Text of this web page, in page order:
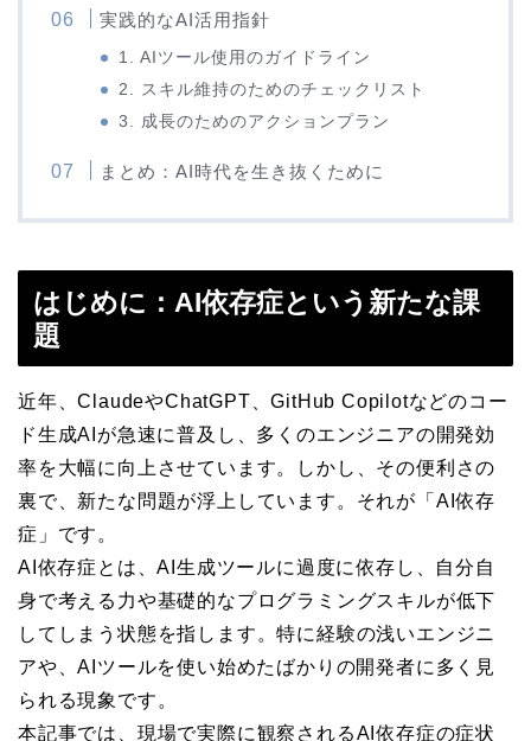
実践的なAI活用指針
1. AIツール使用のガイドライン
2. スキル維持のためのチェックリスト
3. 成長のためのアクションプラン
まとめ：AI時代を生き抜くために
はじめに：AI依存症という新たな課
題
近年、ClaudeやChatGPT、GitHub Copilotなどのコー
ド生成AIが急速に普及し、多くのエンジニアの開発効
率を大幅に向上させています。しかし、その便利さの
裏で、新たな問題が浮上しています。それが「AI依存
症」です。
AI依存症とは、AI生成ツールに過度に依存し、自分自
身で考える力や基礎的なプログラミングスキルが低下
してしまう状態を指します。特に経験の浅いエンジニ
アや、AIツールを使い始めたばかりの開発者に多く見
られる現象です。
本記事では、現場で実際に観察されるAI依存症の症状